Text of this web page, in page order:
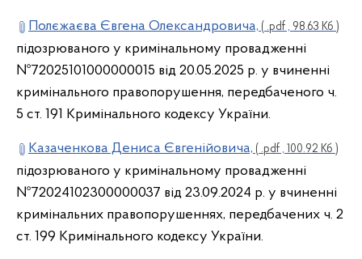
Полєжаєва Євгена Олександровича, ( .pdf , 98.63 Кб )
підозрюваного у кримінальному провадженні
№72025101000000015 від 20.05.2025 р. у вчиненні
кримінального правопорушення, передбаченого ч.
5 ст. 191 Кримінального кодексу України.
Казаченкова Дениса Євгенійовича, ( .pdf , 100.92 Кб )
підозрюваного у кримінальному провадженні
№72024102300000037 від 23.09.2024 р. у вчиненні
кримінальних правопорушеннях, передбачених ч. 2
ст. 199 Кримінального кодексу України.